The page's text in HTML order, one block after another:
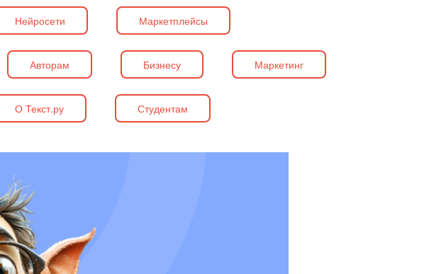
Нейросети Маркетплейсы
Авторам Бизнесу Маркетинг
О Текст.ру Студентам